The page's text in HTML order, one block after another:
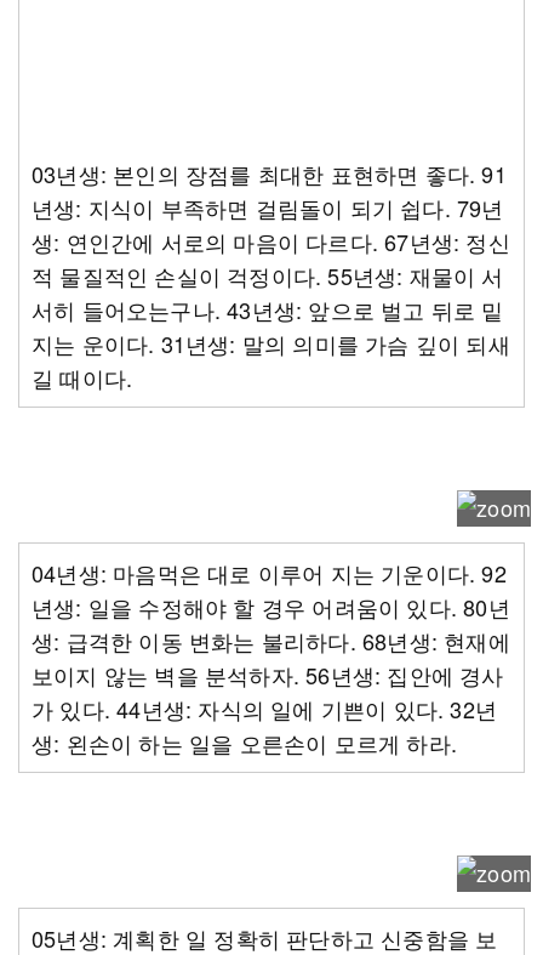
03년생: 본인의 장점를 최대한 표현하면 좋다. 91
년생: 지식이 부족하면 걸림돌이 되기 쉽다. 79년
생: 연인간에 서로의 마음이 다르다. 67년생: 정신
적 물질적인 손실이 걱정이다. 55년생: 재물이 서
서히 들어오는구나. 43년생: 앞으로 벌고 뒤로 밑
지는 운이다. 31년생: 말의 의미를 가슴 깊이 되새
길 때이다.
04년생: 마음먹은 대로 이루어 지는 기운이다. 92
년생: 일을 수정해야 할 경우 어려움이 있다. 80년
생: 급격한 이동 변화는 불리하다. 68년생: 현재에
보이지 않는 벽을 분석하자. 56년생: 집안에 경사
가 있다. 44년생: 자식의 일에 기쁜이 있다. 32년
생: 왼손이 하는 일을 오른손이 모르게 하라.
05년생: 계획한 일 정확히 판단하고 신중함을 보